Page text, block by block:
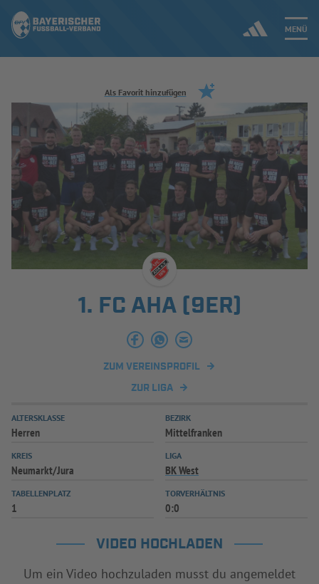
MENÜ
Jetzt einloggen
ERGEBNISSE & WETTBEWERBE
NEUIGKEITEN
SPIELBETRIEB & VERBANDSLEBEN
AUSBILDUNG & FÖRDERUNG
INFOTHEK SPIELPLUS
Als Favorit hinzufügen
1. FC AHA (9ER)
ZUM VEREINSPROFIL
ZUR LIGA
ALTERSKLASSE
Herren
BEZIRK
Mittelfranken
KREIS
Neumarkt/Jura
LIGA
BK West
TABELLENPLATZ
1
TORVERHÄLTNIS
0:0
VIDEO HOCHLADEN
Um ein Video hochzuladen musst du angemeldet